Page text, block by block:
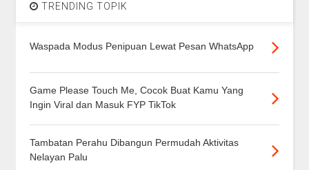
TRENDING TOPIK
Waspada Modus Penipuan Lewat Pesan WhatsApp
Game Please Touch Me, Cocok Buat Kamu Yang
Ingin Viral dan Masuk FYP TikTok
Tambatan Perahu Dibangun Permudah Aktivitas
Nelayan Palu